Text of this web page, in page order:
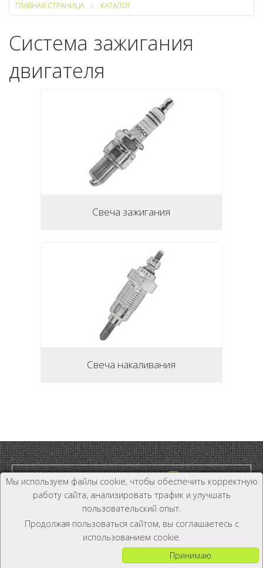
ГЛАВНАЯ СТРАНИЦА КАТАЛОГ
Система зажигания
двигателя
Свеча зажигания
Свеча накаливания
Дилер и Дистрибьютор
+7 (800) 333-19-81
Мы используем файлы cookie, чтобы обеспечить корректную
работу сайта, анализировать трафик и улучшать
пользовательский опыт.
Продолжая пользоваться сайтом, вы соглашаетесь с
использованием cookie.
Принимаю